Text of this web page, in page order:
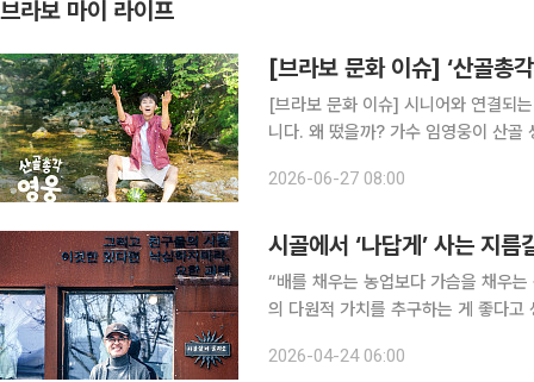
브라보 마이 라이프
[브라보 문화 이슈] ‘산골총
[브라보 문화 이슈] 시니어와 연결되
니다. 왜 떴을까? 가수 임영웅이 산골 생활에 나섰다. 지난 23일 첫 방송된 SBS 예능 ‘산골총각 영
영웅이 출연한 만큼 관심이 컸지만, 시
2026-06-27 08:00
시골에서 ‘나답게’ 사는 지
“배를 채우는 농업보다 가슴을 채우
의 다원적 가치를 추구하는 게 좋다고 생각한다.” 천안 연암대 스마트원예
수’다. 농사의 명암은 물론 시골살이
2026-04-24 06:00